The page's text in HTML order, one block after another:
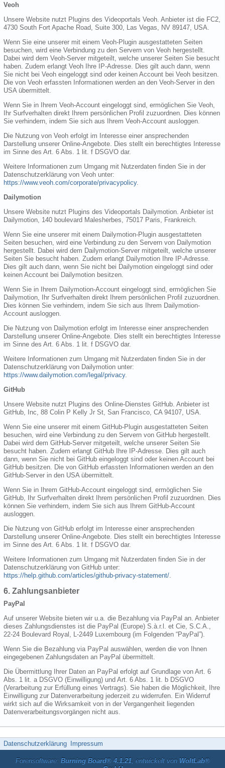
Veoh
Unsere Website nutzt Plugins des Videoportals Veoh. Anbieter ist die FC2,
4730 South Fort Apache Road, Suite 300, Las Vegas, NV 89147, USA.
Wenn Sie eine unserer mit einem Veoh-Plugin ausgestatteten Seiten
besuchen, wird eine Verbindung zu den Servern von Veoh hergestellt.
Dabei wird dem Veoh-Server mitgeteilt, welche unserer Seiten Sie besucht
haben. Zudem erlangt Veoh Ihre IP-Adresse. Dies gilt auch dann, wenn
Sie nicht bei Veoh eingeloggt sind oder keinen Account bei Veoh besitzen.
Die von Veoh erfassten Informationen werden an den Veoh-Server in den
USA übermittelt.
Wenn Sie in Ihrem Veoh-Account eingeloggt sind, ermöglichen Sie Veoh,
Ihr Surfverhalten direkt Ihrem persönlichen Profil zuzuordnen. Dies können
Sie verhindern, indem Sie sich aus Ihrem Veoh-Account ausloggen.
Die Nutzung von Veoh erfolgt im Interesse einer ansprechenden
Darstellung unserer Online-Angebote. Dies stellt ein berechtigtes Interesse
im Sinne des Art. 6 Abs. 1 lit. f DSGVO dar.
Weitere Informationen zum Umgang mit Nutzerdaten finden Sie in der
Datenschutzerklärung von Veoh unter:
https://www.veoh.com/corporate/privacypolicy.
Dailymotion
Unsere Website nutzt Plugins des Videoportals Dailymotion. Anbieter ist
Dailymotion, 140 boulevard Malesherbes, 75017 Paris, Frankreich.
Wenn Sie eine unserer mit einem Dailymotion-Plugin ausgestatteten
Seiten besuchen, wird eine Verbindung zu den Servern von Dailymotion
hergestellt. Dabei wird dem Dailymotion-Server mitgeteilt, welche unserer
Seiten Sie besucht haben. Zudem erlangt Dailymotion Ihre IP-Adresse.
Dies gilt auch dann, wenn Sie nicht bei Dailymotion eingeloggt sind oder
keinen Account bei Dailymotion besitzen.
Wenn Sie in Ihrem Dailymotion-Account eingeloggt sind, ermöglichen Sie
Dailymotion, Ihr Surfverhalten direkt Ihrem persönlichen Profil zuzuordnen.
Dies können Sie verhindern, indem Sie sich aus Ihrem Dailymotion-
Account ausloggen.
Die Nutzung von Dailymotion erfolgt im Interesse einer ansprechenden
Darstellung unserer Online-Angebote. Dies stellt ein berechtigtes Interesse
im Sinne des Art. 6 Abs. 1 lit. f DSGVO dar.
Weitere Informationen zum Umgang mit Nutzerdaten finden Sie in der
Datenschutzerklärung von Dailymotion unter:
https://www.dailymotion.com/legal/privacy.
GitHub
Unsere Website nutzt Plugins des Online-Dienstes GitHub. Anbieter ist
GitHub, Inc, 88 Colin P Kelly Jr St, San Francisco, CA 94107, USA.
Wenn Sie eine unserer mit einem GitHub-Plugin ausgestatteten Seiten
besuchen, wird eine Verbindung zu den Servern von GitHub hergestellt.
Dabei wird dem GitHub-Server mitgeteilt, welche unserer Seiten Sie
besucht haben. Zudem erlangt GitHub Ihre IP-Adresse. Dies gilt auch
dann, wenn Sie nicht bei GitHub eingeloggt sind oder keinen Account bei
GitHub besitzen. Die von GitHub erfassten Informationen werden an den
GitHub-Server in den USA übermittelt.
Wenn Sie in Ihrem GitHub-Account eingeloggt sind, ermöglichen Sie
GitHub, Ihr Surfverhalten direkt Ihrem persönlichen Profil zuzuordnen. Dies
können Sie verhindern, indem Sie sich aus Ihrem GitHub-Account
ausloggen.
Die Nutzung von GitHub erfolgt im Interesse einer ansprechenden
Darstellung unserer Online-Angebote. Dies stellt ein berechtigtes Interesse
im Sinne des Art. 6 Abs. 1 lit. f DSGVO dar.
Weitere Informationen zum Umgang mit Nutzerdaten finden Sie in der
Datenschutzerklärung von GitHub unter:
https://help.github.com/articles/github-privacy-statement/
6. Zahlungsanbieter
PayPal
Auf unserer Website bieten wir u.a. die Bezahlung via PayPal an. Anbieter
dieses Zahlungsdienstes ist die PayPal (Europe) S.à.r.l. et Cie, S.C.A.,
22-24 Boulevard Royal, L-2449 Luxembourg (im Folgenden “PayPal”).
Wenn Sie die Bezahlung via PayPal auswählen, werden die von Ihnen
eingegebenen Zahlungsdaten an PayPal übermittelt.
Die Übermittlung Ihrer Daten an PayPal erfolgt auf Grundlage von Art. 6
Abs. 1 lit. a DSGVO (Einwilligung) und Art. 6 Abs. 1 lit. b DSGVO
(Verarbeitung zur Erfüllung eines Vertrags). Sie haben die Möglichkeit, Ihre
Einwilligung zur Datenverarbeitung jederzeit zu widerrufen. Ein Widerruf
wirkt sich auf die Wirksamkeit von in der Vergangenheit liegenden
Datenverarbeitungsvorgängen nicht aus.
Datenschutzerklärung Impressum
Forensoftware: Burning Board® 4.1.21, entwickelt von WoltLab®